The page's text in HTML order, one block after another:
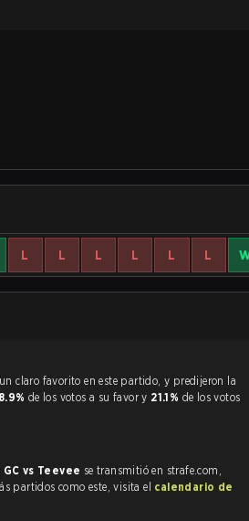
L L L L L L
de los votos a su favor y 21.1% de los votos
GC vs Teevee se transmitió en strafe.com,
partidos como este, visita el calendario de